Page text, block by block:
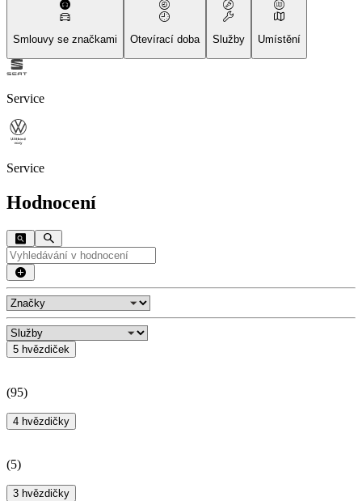
Smlouvy se značkami Otevírací doba Služby Umístění
Service
Service
Hodnocení
5 hvězdiček
(95)
4 hvězdičky
(5)
3 hvězdičky